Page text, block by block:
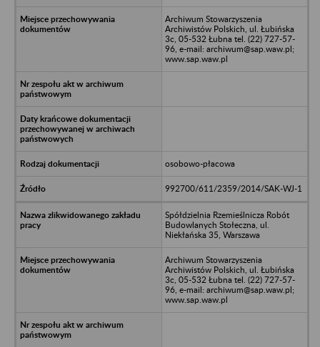
Archiwum Stowarzyszenia
Archiwistów Polskich, ul. Łubińska
3c, 05-532 Łubna tel. (22) 727-57-
96, e-mail: archiwum@sap.waw.pl;
www.sap.waw.pl
osobowo-płacowa
992700/611/2359/2014/SAK-WJ-1
Spółdzielnia Rzemieślnicza Robót
Budowlanych Stołeczna, ul.
Niekłańska 35, Warszawa
Archiwum Stowarzyszenia
Archiwistów Polskich, ul. Łubińska
3c, 05-532 Łubna tel. (22) 727-57-
96, e-mail: archiwum@sap.waw.pl;
www.sap.waw.pl